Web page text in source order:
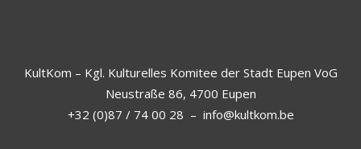
KultKom – Kgl. Kulturelles Komitee der Stadt Eupen VoG
Neustraße 86, 4700 Eupen
+32 (0)87 / 74 00 28 – info@kultkom.be